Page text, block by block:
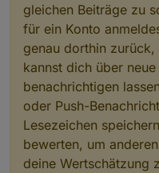
gleichen Beiträge zu
für ein Konto
genau dorthin
kannst dich über
benachrichtigen
oder Push-
Lesezeichen
bewerten, um
deine Wertschätzung